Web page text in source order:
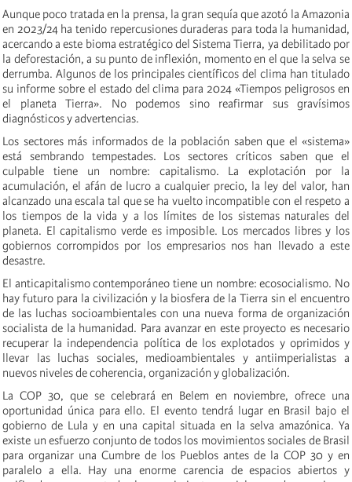
Aunque poco tratada en la prensa, la gran sequía que azotó la Amazonia
en 2023/24 ha tenido repercusiones duraderas para toda la humanidad,
acercando a este bioma estratégico del Sistema Tierra, ya debilitado por
la deforestación, a su punto de inflexión, momento en el que la selva se
derrumba. Algunos de los principales científicos del clima han titulado
su informe sobre el estado del clima para 2024 «Tiempos peligrosos en
el planeta Tierra». No podemos sino reafirmar sus gravísimos
diagnósticos y advertencias.
Los sectores más informados de la población saben que el «sistema»
está sembrando tempestades. Los sectores críticos saben que el
culpable tiene un nombre: capitalismo. La explotación por la
acumulación, el afán de lucro a cualquier precio, la ley del valor, han
alcanzado una escala tal que se ha vuelto incompatible con el respeto a
los tiempos de la vida y a los límites de los sistemas naturales del
planeta. El capitalismo verde es imposible. Los mercados libres y los
gobiernos corrompidos por los empresarios nos han llevado a este
desastre.
El anticapitalismo contemporáneo tiene un nombre: ecosocialismo. No
hay futuro para la civilización y la biosfera de la Tierra sin el encuentro
de las luchas socioambientales con una nueva forma de organización
socialista de la humanidad. Para avanzar en este proyecto es necesario
recuperar la independencia política de los explotados y oprimidos y
llevar las luchas sociales, medioambientales y antiimperialistas a
nuevos niveles de coherencia, organización y globalización.
La COP 30, que se celebrará en Belem en noviembre, ofrece una
oportunidad única para ello. El evento tendrá lugar en Brasil bajo el
gobierno de Lula y en una capital situada en la selva amazónica. Ya
existe un esfuerzo conjunto de todos los movimientos sociales de Brasil
para organizar una Cumbre de los Pueblos antes de la COP 30 y en
paralelo a ella. Hay una enorme carencia de espacios abiertos y